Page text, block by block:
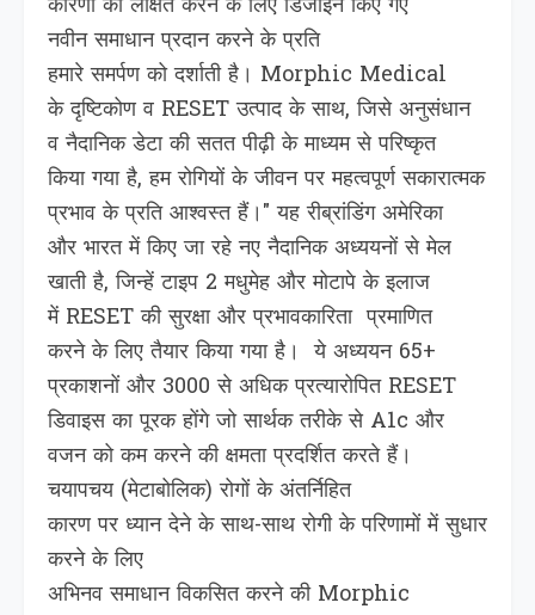
कारणों को लक्षित करने के लिए डिजाइन किए गए
नवीन समाधान प्रदान करने के प्रति
हमारे समर्पण को दर्शाती है। Morphic Medical
के दृष्टिकोण व RESET उत्पाद के साथ, जिसे अनुसंधान
व नैदानिक डेटा की सतत पीढ़ी के माध्यम से परिष्कृत
किया गया है, हम रोगियों के जीवन पर महत्वपूर्ण सकारात्मक
प्रभाव के प्रति आश्वस्त हैं।" यह रीब्रांडिंग अमेरिका
और भारत में किए जा रहे नए नैदानिक अध्ययनों से मेल
खाती है, जिन्हें टाइप 2 मधुमेह और मोटापे के इलाज
में RESET की सुरक्षा और प्रभावकारिता प्रमाणित
करने के लिए तैयार किया गया है। ये अध्ययन 65+
प्रकाशनों और 3000 से अधिक प्रत्यारोपित RESET
डिवाइस का पूरक होंगे जो सार्थक तरीके से A1c और
वजन को कम करने की क्षमता प्रदर्शित करते हैं।
चयापचय (मेटाबोलिक) रोगों के अंतर्निहित
कारण पर ध्‍यान देने के साथ-साथ रोगी के परिणामों में सुधार
करने के लिए
अभिनव समाधान विकसित करने की Morphic